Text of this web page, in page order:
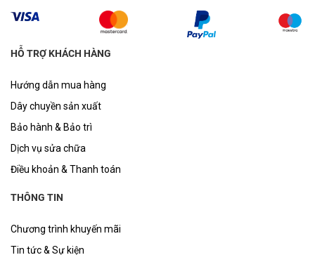
HỖ TRỢ KHÁCH HÀNG
Hướng dẫn mua hàng
Dây chuyền sản xuất
Bảo hành & Bảo trì
Dịch vụ sửa chữa
Điều khoản & Thanh toán
THÔNG TIN
Chương trình khuyến mãi
Tin tức & Sự kiện